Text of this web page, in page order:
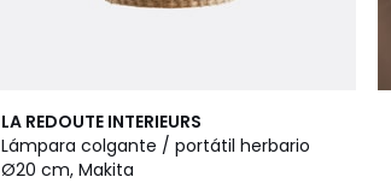
LA REDOUTE INTERIEURS
Lámpara colgante / portátil herbario
Ø20 cm, Makita
3,9
/ 5